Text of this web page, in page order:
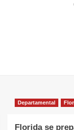
Departamental
Florida se